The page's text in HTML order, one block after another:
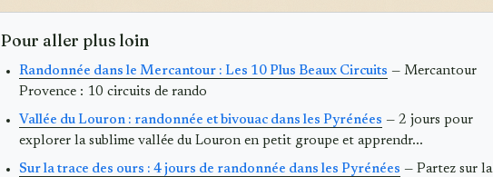
Pour aller plus loin
Randonnée dans le Mercantour : Les 10 Plus Beaux Circuits — Mercantour
Provence : 10 circuits de rando
Vallée du Louron : randonnée et bivouac dans les Pyrénées — 2 jours pour
explorer la sublime vallée du Louron en petit groupe et apprendr...
Sur la trace des ours : 4 jours de randonnée dans les Pyrénées — Partez sur la